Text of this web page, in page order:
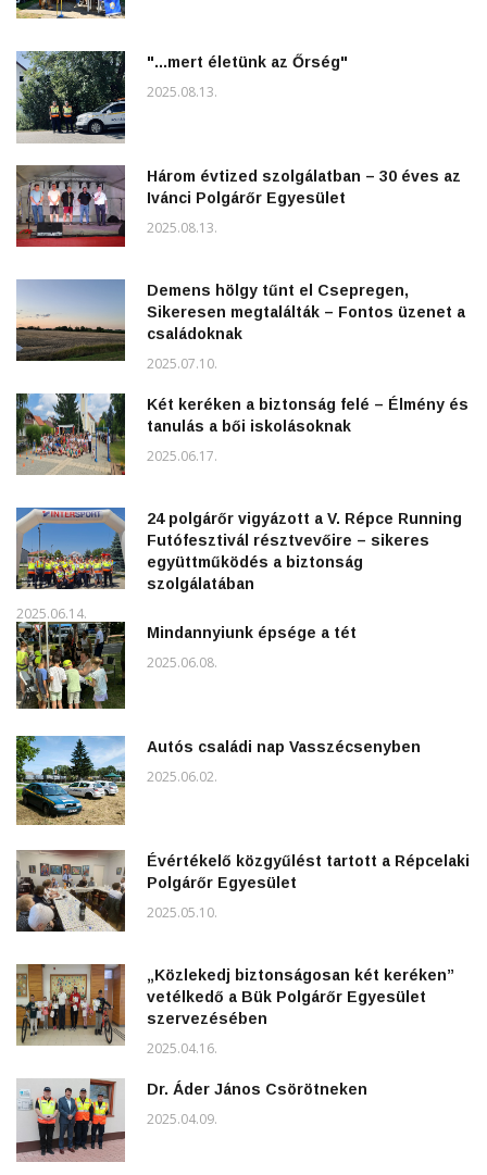
"...mert életünk az Őrség"
2025.08.13.
Három évtized szolgálatban – 30 éves az
Ivánci Polgárőr Egyesület
2025.08.13.
Demens hölgy tűnt el Csepregen,
Sikeresen megtalálták – Fontos üzenet a
családoknak
2025.07.10.
Két keréken a biztonság felé – Élmény és
tanulás a bői iskolásoknak
2025.06.17.
24 polgárőr vigyázott a V. Répce Running
Futófesztivál résztvevőire – sikeres
együttműködés a biztonság
szolgálatában
2025.06.14.
Mindannyiunk épsége a tét
2025.06.08.
Autós családi nap Vasszécsenyben
2025.06.02.
Évértékelő közgyűlést tartott a Répcelaki
Polgárőr Egyesület
2025.05.10.
„Közlekedj biztonságosan két keréken”
vetélkedő a Bük Polgárőr Egyesület
szervezésében
2025.04.16.
Dr. Áder János Csörötneken
2025.04.09.